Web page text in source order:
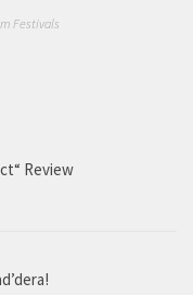
Festivals
Review